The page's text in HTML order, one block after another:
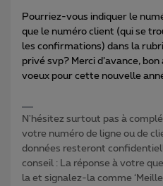
Pourriez-vous indiquer le
que le numéro client (qui se
les confirmations) dans la
privé svp? Merci d’avance,
voeux pour cette nouvelle
N'hésitez surtout pas à
votre numéro de ligne ou de
données resteront
conseil : La réponse à votre
la et signalez-la comme